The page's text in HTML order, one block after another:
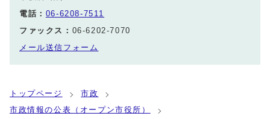
電話： 06-6208-7511
ファックス： 06-6202-7070
メール送信フォーム
トップページ
市政
市政情報の公表（オープン市役所）